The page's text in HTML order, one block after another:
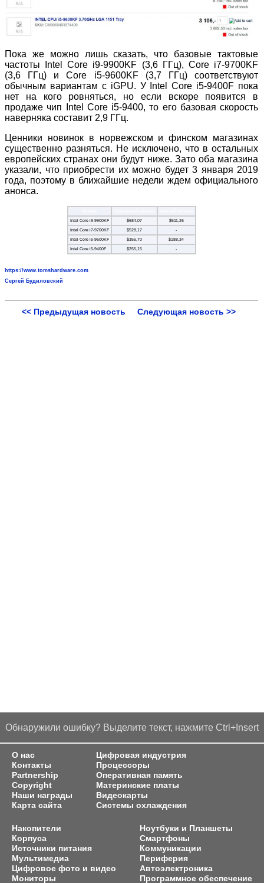
Пока же можно лишь сказать, что базовые тактовые
частоты Intel Core i9-9900KF (3,6 ГГц), Core i7-9700KF
(3,6 ГГц) и Core i5-9600KF (3,7 ГГц) соответствуют
обычным вариантам с iGPU. У Intel Core i5-9400F пока
нет на кого ровняться, но если вскоре появится в
продаже чип Intel Core i5-9400, то его базовая скорость
наверняка составит 2,9 ГГц.
Ценники новинок в норвежском и финском магазинах
существенно разняться. Не исключено, что в остальных
европейских странах они будут ниже. Зато оба магазина
указали, что приобрести их можно будет 3 января 2019
года, поэтому в ближайшие недели ждем официального
анонса.
Intel Core i9-9900KF
$684,07
$511,26
Intel Core i7-9700KF
$528,17
-
Intel Core i5-9600KF
$355,70
$188,34
Intel Core i5-9400F
$255,15 -
https://www.tomshardware.com
Сергей Будиловский
<< Предыдущая новость Следующая новость >>
Обнаружили ошибку? Выделите текст, нажмите Ctrl+Insert
О нас
Контакты
Partnership
Copyright
Наши награды
Карта сайта
Цифровая индустрия
Процессоры
Оперативная память
Материнские платы
Видеокарты
Системы охлаждения
Накопители
Корпуса
Источники питания
Мультимедиа
Цифровое фото и видео
Мониторы
Ноутбуки и Планшеты
Смартфоны
Коммуникации
Периферия
Автоэлектроника
Программное обеспечение